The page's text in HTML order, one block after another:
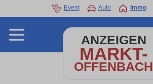
Event Auto Immo
ANZEIGEN
MARKT-
OFFENBACH